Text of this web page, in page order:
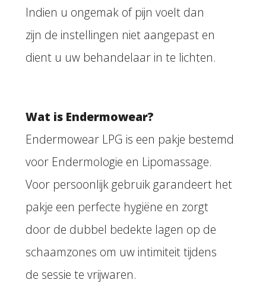
Indien u ongemak of pijn voelt dan
zijn de instellingen niet aangepast en
dient u uw behandelaar in te lichten.
Wat is Endermowear?
Endermowear LPG is een pakje bestemd
voor Endermologie en Lipomassage.
Voor persoonlijk gebruik garandeert het
pakje een perfecte hygiëne en zorgt
door de dubbel bedekte lagen op de
schaamzones om uw intimiteit tijdens
de sessie te vrijwaren.